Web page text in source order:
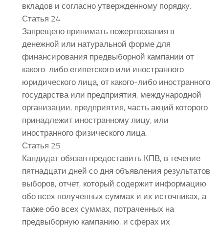
вкладов и согласно утвержденному порядку.
Статья 24
Запрещено принимать пожертвования в
денежной или натуральной форме для
финансирования предвыборной кампании от
какого-либо египетского или иностранного
юридического лица, от какого-либо иностранного
государства или предприятия, международной
организации, предприятия, часть акций которого
принадлежит иностранному лицу, или
иностранного физического лица.
Статья 25
Кандидат обязан предоставить КПВ, в течение
пятнадцати дней со дня объявления результатов
выборов, отчет, который содержит информацию
обо всех полученных суммах и их источниках, а
также обо всех суммах, потраченных на
предвыборную кампанию, и сферах их